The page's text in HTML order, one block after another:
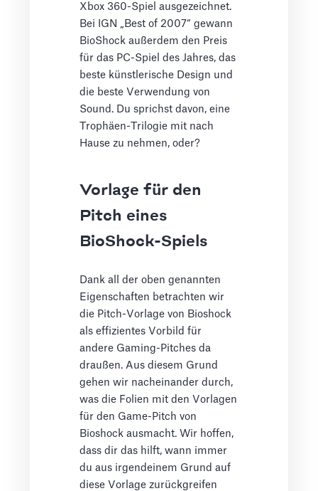
Xbox 360-Spiel ausgezeichnet.
Bei IGN „Best of 2007“ gewann
BioShock außerdem den Preis
für das PC-Spiel des Jahres, das
beste künstlerische Design und
die beste Verwendung von
Sound. Du sprichst davon, eine
Trophäen-Trilogie mit nach
Hause zu nehmen, oder?
Vorlage für den
Pitch eines
BioShock-Spiels
Dank all der oben genannten
Eigenschaften betrachten wir
die Pitch-Vorlage von Bioshock
als effizientes Vorbild für
andere Gaming-Pitches da
draußen. Aus diesem Grund
gehen wir nacheinander durch,
was die Folien mit den Vorlagen
für den Game-Pitch von
Bioshock ausmacht. Wir hoffen,
dass dir das hilft, wann immer
du aus irgendeinem Grund auf
diese Vorlage zurückgreifen